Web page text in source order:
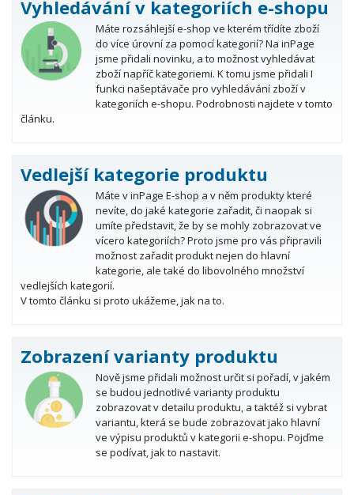
Vyhledávání v kategoriích e-shopu
Máte rozsáhlejší e-shop ve kterém třídíte zboží
do více úrovní za pomocí kategorií? Na inPage
jsme přidali novinku, a to možnost vyhledávat
zboží napříč kategoriemi. K tomu jsme přidali I
funkci našeptávače pro vyhledávání zboží v
kategoriích e-shopu. Podrobnosti najdete v tomto
článku.
Vedlejší kategorie produktu
Máte v inPage E-shop a v něm produkty které
nevíte, do jaké kategorie zařadit, či naopak si
umíte představit, že by se mohly zobrazovat ve
vícero kategoriích? Proto jsme pro vás připravili
možnost zařadit produkt nejen do hlavní
kategorie, ale také do libovolného množství
vedlejších kategorií.
V tomto článku si proto ukážeme, jak na to.
Zobrazení varianty produktu
Nově jsme přidali možnost určit si pořadí, v jakém
se budou jednotlivé varianty produktu
zobrazovat v detailu produktu, a taktéž si vybrat
variantu, která se bude zobrazovat jako hlavní
ve výpisu produktů v kategorii e-shopu. Pojďme
se podívat, jak to nastavit.